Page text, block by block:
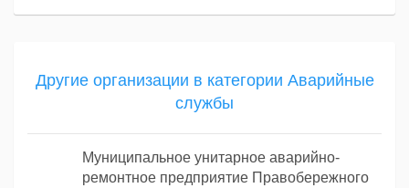
Другие организации в категории Аварийные
службы
Муниципальное унитарное аварийно-
ремонтное предприятие Правобережного